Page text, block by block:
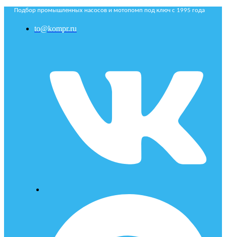
Подбор промышленных насосов и мотопомп под ключ с 1995 года
to@kompr.ru